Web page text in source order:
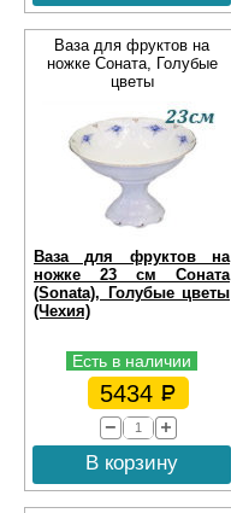
Ваза для фруктов на
ножке Соната, Голубые
цветы
Ваза для фруктов на
ножке 23 см Соната
(Sonata), Голубые цветы
(Чехия)
Есть в наличии
5434
В корзину